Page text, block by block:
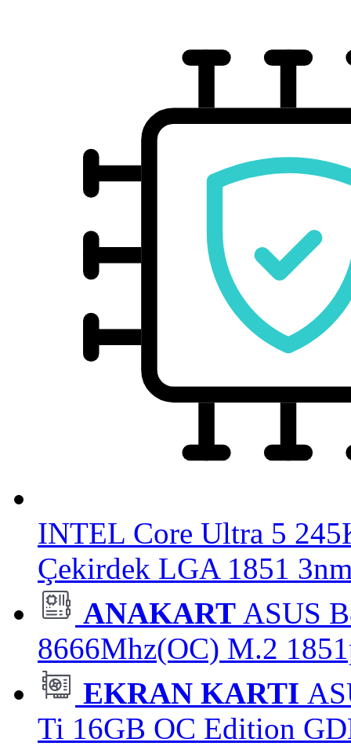
INTEL Core Ultra 5
Çekirdek LGA 1851
ANAKART ASUS
8666Mhz(OC) M.2
EKRAN KARTI
Ti 16GB OC Edition